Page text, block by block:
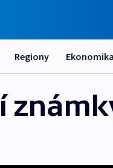
Regiony Ekonomika